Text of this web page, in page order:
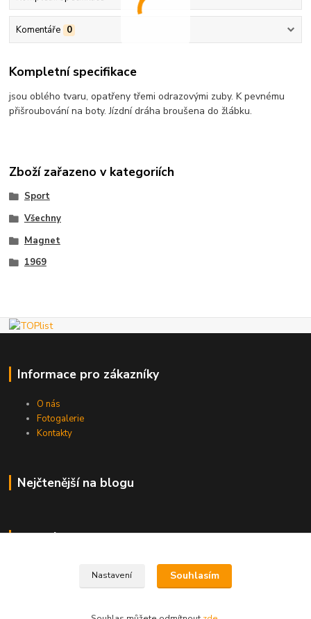
Komentáře 0
Kompletní specifikace
jsou oblého tvaru, opatřeny třemi odrazovými zuby. K pevnému
přišroubování na boty. Jízdní dráha broušena do žlábku.
Zboží zařazeno v kategoriích
Sport
Všechny
Magnet
1969
Informace pro zákazníky
O nás
Fotogalerie
Kontakty
Nejčtenější na blogu
Kde nás najdete
Nastavení Souhlasím